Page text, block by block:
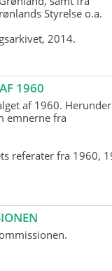
Styrelse o.a.
2014.
1960
af 1960. Herunder
emnerne fra
referater fra 1960,